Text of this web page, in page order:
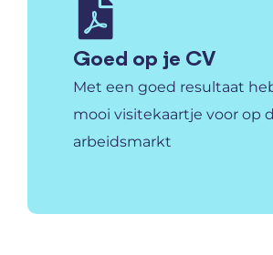
Goed op je CV
Met een goed resultaat
mooi visitekaartje voor op
arbeidsmarkt